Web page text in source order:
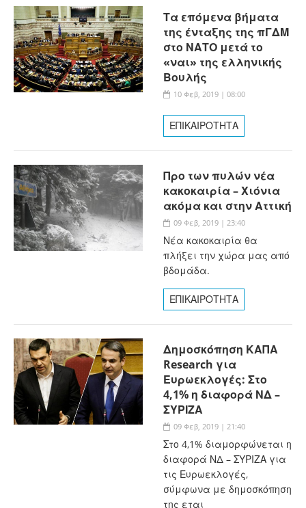
Τα επόμενα βήματα
της ένταξης της πΓΔΜ
στο ΝΑΤΟ μετά το
«ναι» της ελληνικής
Βουλής
10 Φεβ, 2019 | 08:00
ΕΠΙΚΑΙΡΟΤΗΤΑ
Προ των πυλών νέα
κακοκαιρία – Χιόνια
ακόμα και στην Αττική
09 Φεβ, 2019 | 23:40
Νέα κακοκαιρία θα
πλήξει την χώρα μας από
βδομάδα.
ΕΠΙΚΑΙΡΟΤΗΤΑ
Δημοσκόπηση ΚΑΠΑ
Research για
Ευρωεκλογές: Στο
4,1% η διαφορά ΝΔ –
ΣΥΡΙΖΑ
09 Φεβ, 2019 | 21:40
Στο 4,1% διαμορφώνεται η
διαφορά ΝΔ – ΣΥΡΙΖΑ για
τις Ευρωεκλογές,
σύμφωνα με δημοσκόπηση
της εται